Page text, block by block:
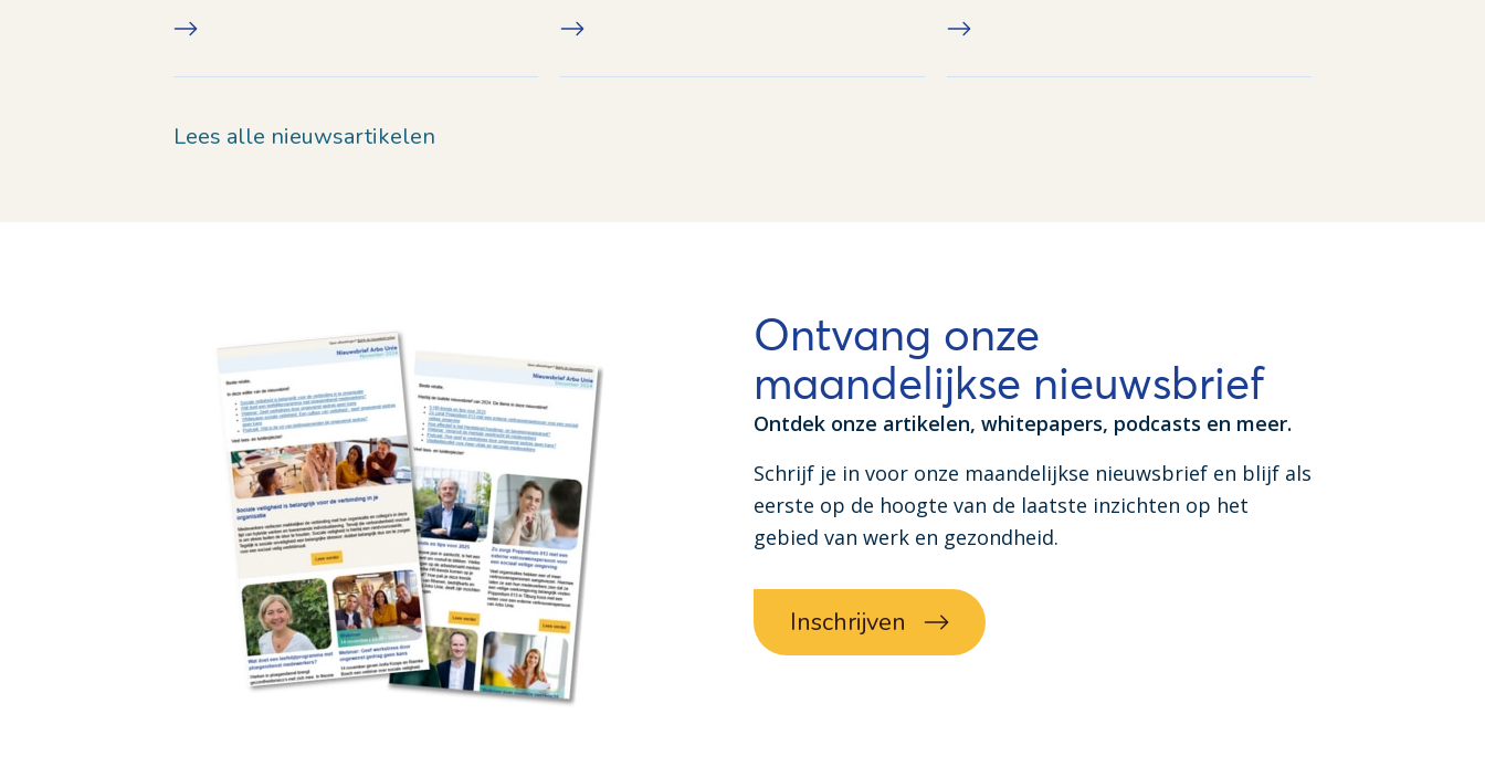
Lees alle nieuwsartikelen
Ontvang onze
maandelijkse nieuwsbrief
Ontdek onze artikelen, whitepapers, podcasts en meer.
Schrijf je in voor onze maandelijkse nieuwsbrief en blijf als
eerste op de hoogte van de laatste inzichten op het
gebied van werk en gezondheid.
Inschrijven